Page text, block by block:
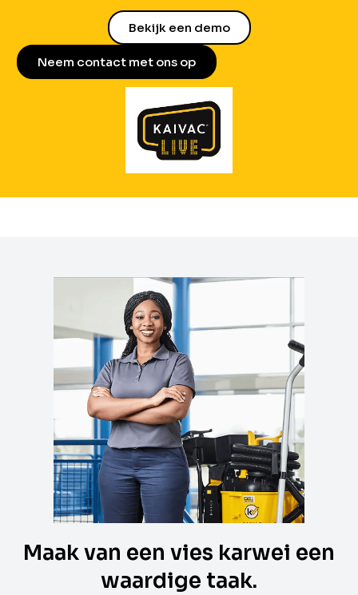
Bekijk een demo
Neem contact met ons op
Maak van een vies karwei een
waardige taak.